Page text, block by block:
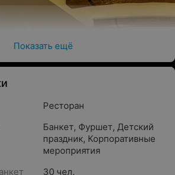
Показать ещё
Ресторан
Банкет, Фуршет, Детский
праздник, Корпоративные
мероприятия
30 чел.